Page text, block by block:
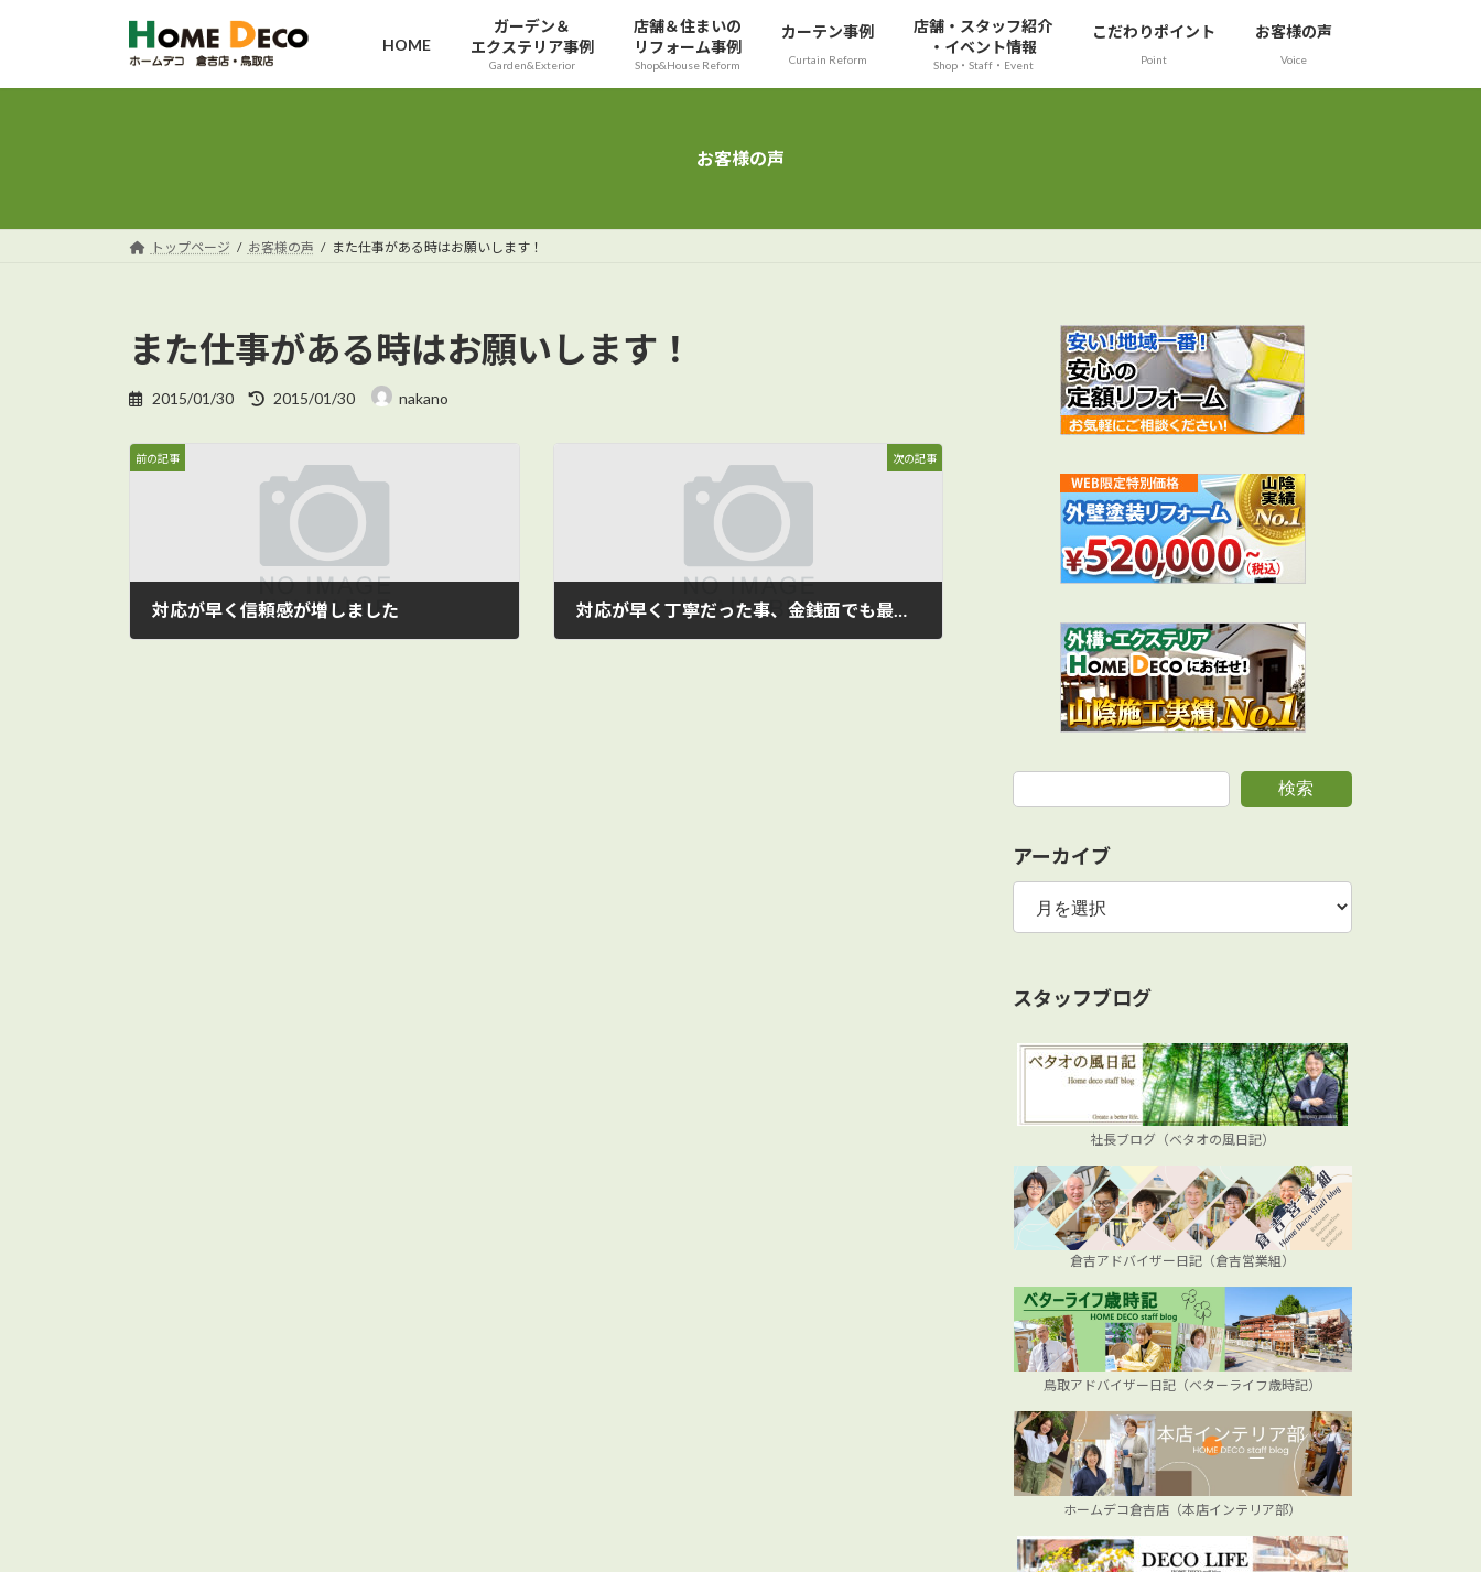
ン
ッ
ー
移
HOME
ガーデン＆
エクステリア事例
Garden&Exterior
店舗＆住まいの
リフォーム事例
Shop&House Reform
カーテン事例
Curtain Reform
店舗・スタッフ紹介
・イベント情報
Shop・Staff・Event
こだわりポイント
Point
お客様の声
Voice
お客様の声
トップページ お客様の声 また仕事がある時はお願いします！
また仕事がある時はお願いします！
2015/01/30
最
日
時
2015/01/30 nakano
前の記事
対応が早く信頼感が増しました
次の記事
対応が早く丁寧だった事、金銭面でも最良でした
検索
アーカイブ
ア
カ
ブ
スタッフブログ
社長ブログ（ベタオの風日記）
倉吉アドバイザー日記（倉吉営業組）
鳥取アドバイザー日記（ベターライフ歳時記）
ホームデコ倉吉店（本店インテリア部）